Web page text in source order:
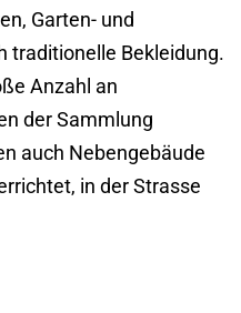
Garten- und
traditionelle Bekleidung.
Anzahl an
der Sammlung
auch Nebengebäude
in der Strasse